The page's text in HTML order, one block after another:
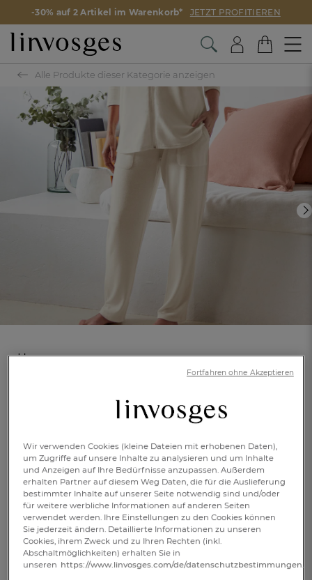
-30% auf 2 Artikel im Warenkorb* JETZT PROFITIEREN
FR DE
BE
CH
Alle Produkte dieser Kategorie anzeigen
Hose
34/36
Ausverkauft
€ 39,-
Wir verwenden Cookies (kleine Dateien mit erhobenen Daten),
um Zugriffe auf unsere Inhalte zu analysieren und um Inhalte
und Anzeigen auf Ihre Bedürfnisse anzupassen. Außerdem
erhalten Partner auf diesem Weg Daten, die für die Auslieferung
bestimmter Inhalte auf unserer Seite notwendig sind und/oder
für weitere werbliche Informationen auf anderen Seiten
verwendet werden. Ihre Einstellungen zu den Cookies können
Sie jederzeit ändern. Detaillierte Informationen zu unseren
Cookies, ihrem Zweck und zu Ihren Rechten (inkl.
Abschaltmöglichkeiten) erhalten Sie in
unseren https://www.linvosges.com/de/
Fortfahren ohne Akzeptieren